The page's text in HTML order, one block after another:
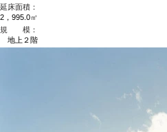
延床面積：
2，995.0㎡
規 模：
地上２階